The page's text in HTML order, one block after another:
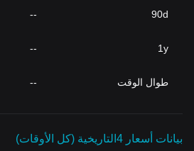
90d
--
1y
--
طوال الوقت --
بيانات أسعار 4التاريخية (كل الأوقات)